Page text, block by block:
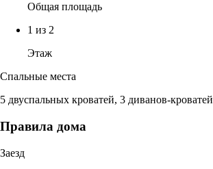
Общая площадь
1 из 2
Этаж
Спальные места
5 двуспальных кроватей, 3 диванов-кроватей
Правила дома
Заезд